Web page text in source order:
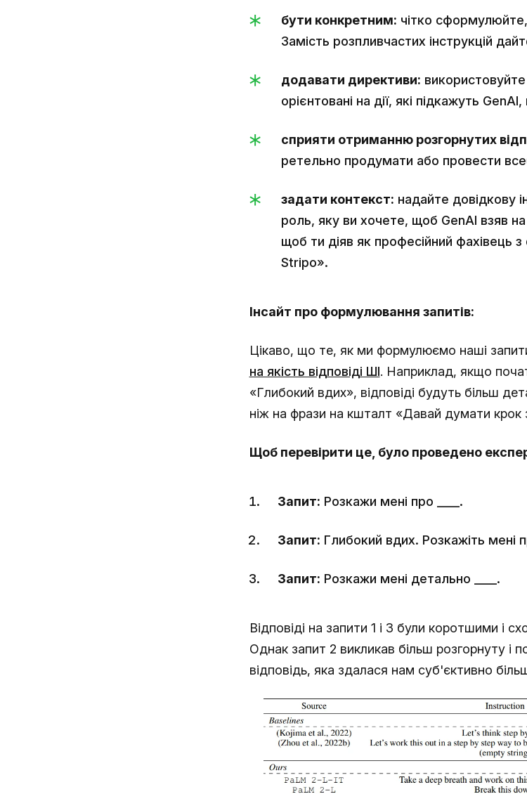
бути конкретним: чітко
Замість розпливчастих інструкцій
додавати директиви:
орієнтовані на дії, які підкажуть
сприяти отриманню розгорнутих
ретельно продумати або провести
задати контекст: надайте довідкову
роль, яку ви хочете, щоб GenAI взяв
щоб ти діяв як професійний фахівець
Stripo».
Інсайт про формулювання запитів:
Цікаво, що те, як ми формулюємо наші
на якість відповіді ШІ. Наприклад, якщо
«Глибокий вдих», відповіді будуть більш
ніж на фрази на кшталт «Давай думати крок
Щоб перевірити це, було проведено
Запит: Розкажи мені про ____.
Запит: Глибокий вдих. Розкажіть мені
Запит: Розкажи мені детально ____.
Відповіді на запити 1 і 3 були коротшими і
Однак запит 2 викликав більш розгорнуту і
відповідь, яка здалася нам суб'єктивно